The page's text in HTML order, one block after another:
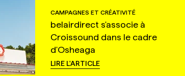
CAMPAGNES ET CRÉATIVITÉ
belairdirect s'associe à
Croissound dans le cadre
d'Osheaga
LIRE L'ARTICLE